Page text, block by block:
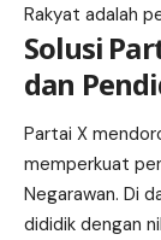
Rakyat adalah
Solusi
dan
Partai X
memperkuat
Negarawan. Di
dididik dengan